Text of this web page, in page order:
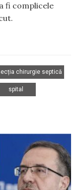
fi complicele
chirurgie septică
spital